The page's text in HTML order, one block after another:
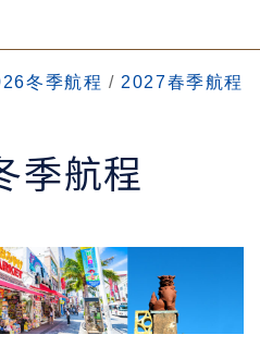
2027春季航程
/
冬季航程
季航程